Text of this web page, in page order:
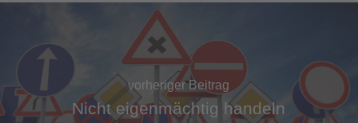
vorheriger Beitrag
Nicht eigenmächtig handeln